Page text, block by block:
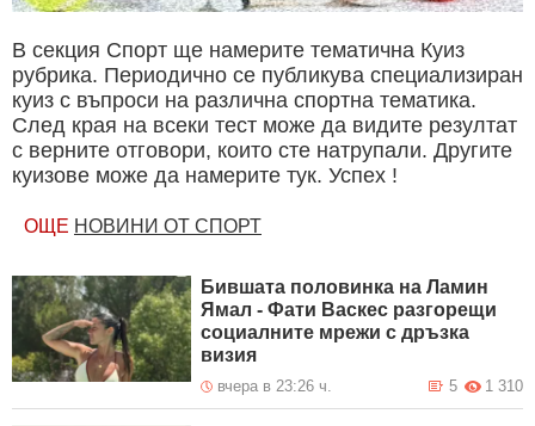
В секция Спорт ще намерите тематична Куиз
рубрика. Периодично се публикува специализиран
куиз с въпроси на различна спортна тематика.
След края на всеки тест може да видите резултат
с верните отговори, които сте натрупали. Другите
куизове може да намерите тук. Успех !
ОЩЕ НОВИНИ ОТ СПОРТ
Бившата половинка на Ламин
Ямал - Фати Васкес разгорещи
социалните мрежи с дръзка
визия
вчера в 23:26 ч. 1 310
5